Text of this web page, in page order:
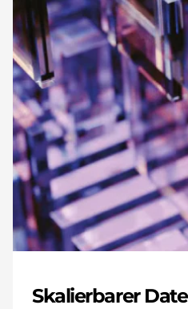
Skalierbarer